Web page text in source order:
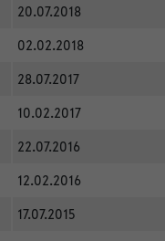
20.07.2018
02.02.2018
28.07.2017
10.02.2017
22.07.2016
12.02.2016
17.07.2015